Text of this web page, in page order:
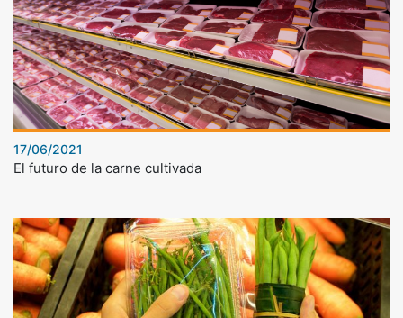
17/06/2021
El futuro de la carne cultivada